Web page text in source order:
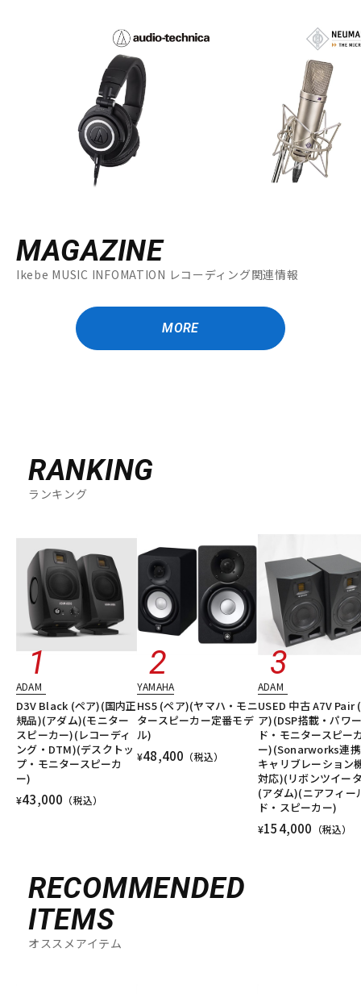
MAGAZINE
Ikebe MUSIC INFOMATION レコーディング関連情報
MORE
RANKING
ランキング
ADAM
D3V Black (ペア)(国内正
規品)(アダム)(モニター
スピーカー)(レコーディ
ング・DTM)(デスクトッ
プ・モニタースピーカ
ー)
¥43,000 （税込）
YAMAHA
HS5 (ペア)(ヤマハ・モニ
タースピーカー定番モデ
ル)
¥48,400 （税込）
ADAM
USED 中古 A7V Pair
ア)(DSP搭載・パワ
ド・モニタースピー
ー)(Sonarworks連
キャリブレーション
対応)(リボンツイー
(アダム)(ニアフィー
ド・スピーカー)
¥154,000 （税込）
RECOMMENDED
ITEMS
オススメアイテム